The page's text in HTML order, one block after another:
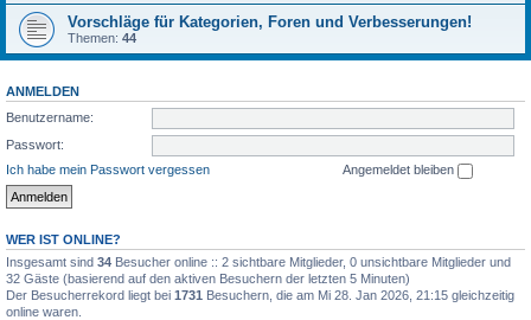
Vorschläge für Kategorien, Foren und Verbesserungen!
Themen: 44
ANMELDEN
Benutzername:
Passwort:
Ich habe mein Passwort vergessen
Angemeldet bleiben
WER IST ONLINE?
Insgesamt sind 34 Besucher online :: 2 sichtbare Mitglieder, 0 unsichtbare Mitglieder und
32 Gäste (basierend auf den aktiven Besuchern der letzten 5 Minuten)
Der Besucherrekord liegt bei 1731 Besuchern, die am Mi 28. Jan 2026, 21:15 gleichzeitig
online waren.